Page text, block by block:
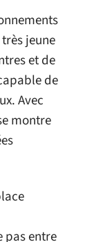
jeune
et de
de
Avec
montre
pas entre